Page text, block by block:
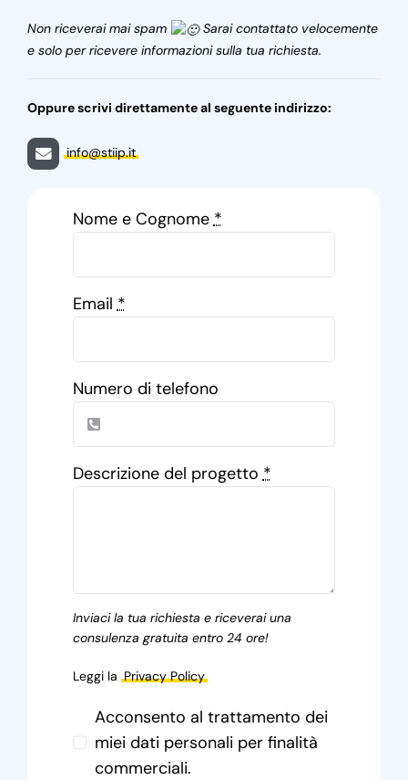
Non riceverai mai spam
Sarai contattato velocemente
e solo per ricevere informazioni sulla tua richiesta.
Oppure scrivi direttamente al seguente indirizzo:
info@stiip.it
Nome e Cognome*
Email*
Numero di telefono
Descrizione del progetto*
Inviaci la tua richiesta e riceverai una
consulenza gratuita entro 24 ore!
Leggi la Privacy Policy
Acconsento al trattamento dei
miei dati personali per finalità
commerciali.